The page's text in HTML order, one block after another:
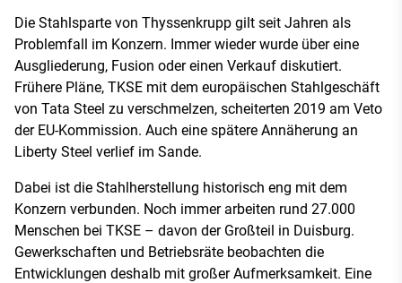
Die Stahlsparte von Thyssenkrupp gilt seit Jahren als
Problemfall im Konzern. Immer wieder wurde über eine
Ausgliederung, Fusion oder einen Verkauf diskutiert.
Frühere Pläne, TKSE mit dem europäischen Stahlgeschäft
von Tata Steel zu verschmelzen, scheiterten 2019 am Veto
der EU-Kommission. Auch eine spätere Annäherung an
Liberty Steel verlief im Sande.
Dabei ist die Stahlherstellung historisch eng mit dem
Konzern verbunden. Noch immer arbeiten rund 27.000
Menschen bei TKSE – davon der Großteil in Duisburg.
Gewerkschaften und Betriebsräte beobachten die
Entwicklungen deshalb mit großer Aufmerksamkeit. Eine